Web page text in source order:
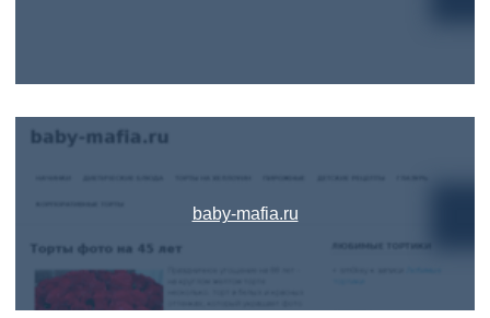
baby-mafia.ru